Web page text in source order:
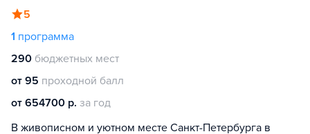
5
1 программа
290 бюджетных мест
от 95 проходной балл
от 654700 р. за год
В живописном и уютном месте Санкт-Петербурга в